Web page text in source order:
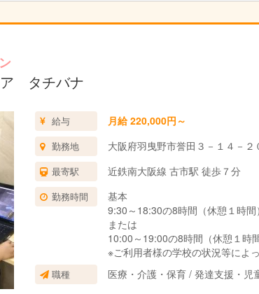
ア タチバナ
給与 月給 220,000円～
勤務地 大阪府羽曳野市誉田３－１４－
最寄駅 近鉄南大阪線 古市駅 徒歩７分
勤務時間
基本
9:30～18:30の8時間（休憩１時間）
または
10:00～19:00の8時間（休憩１時間
※ご利用者様の学校の状況等によ
職種 医療・介護・保育 / 発達支援・児